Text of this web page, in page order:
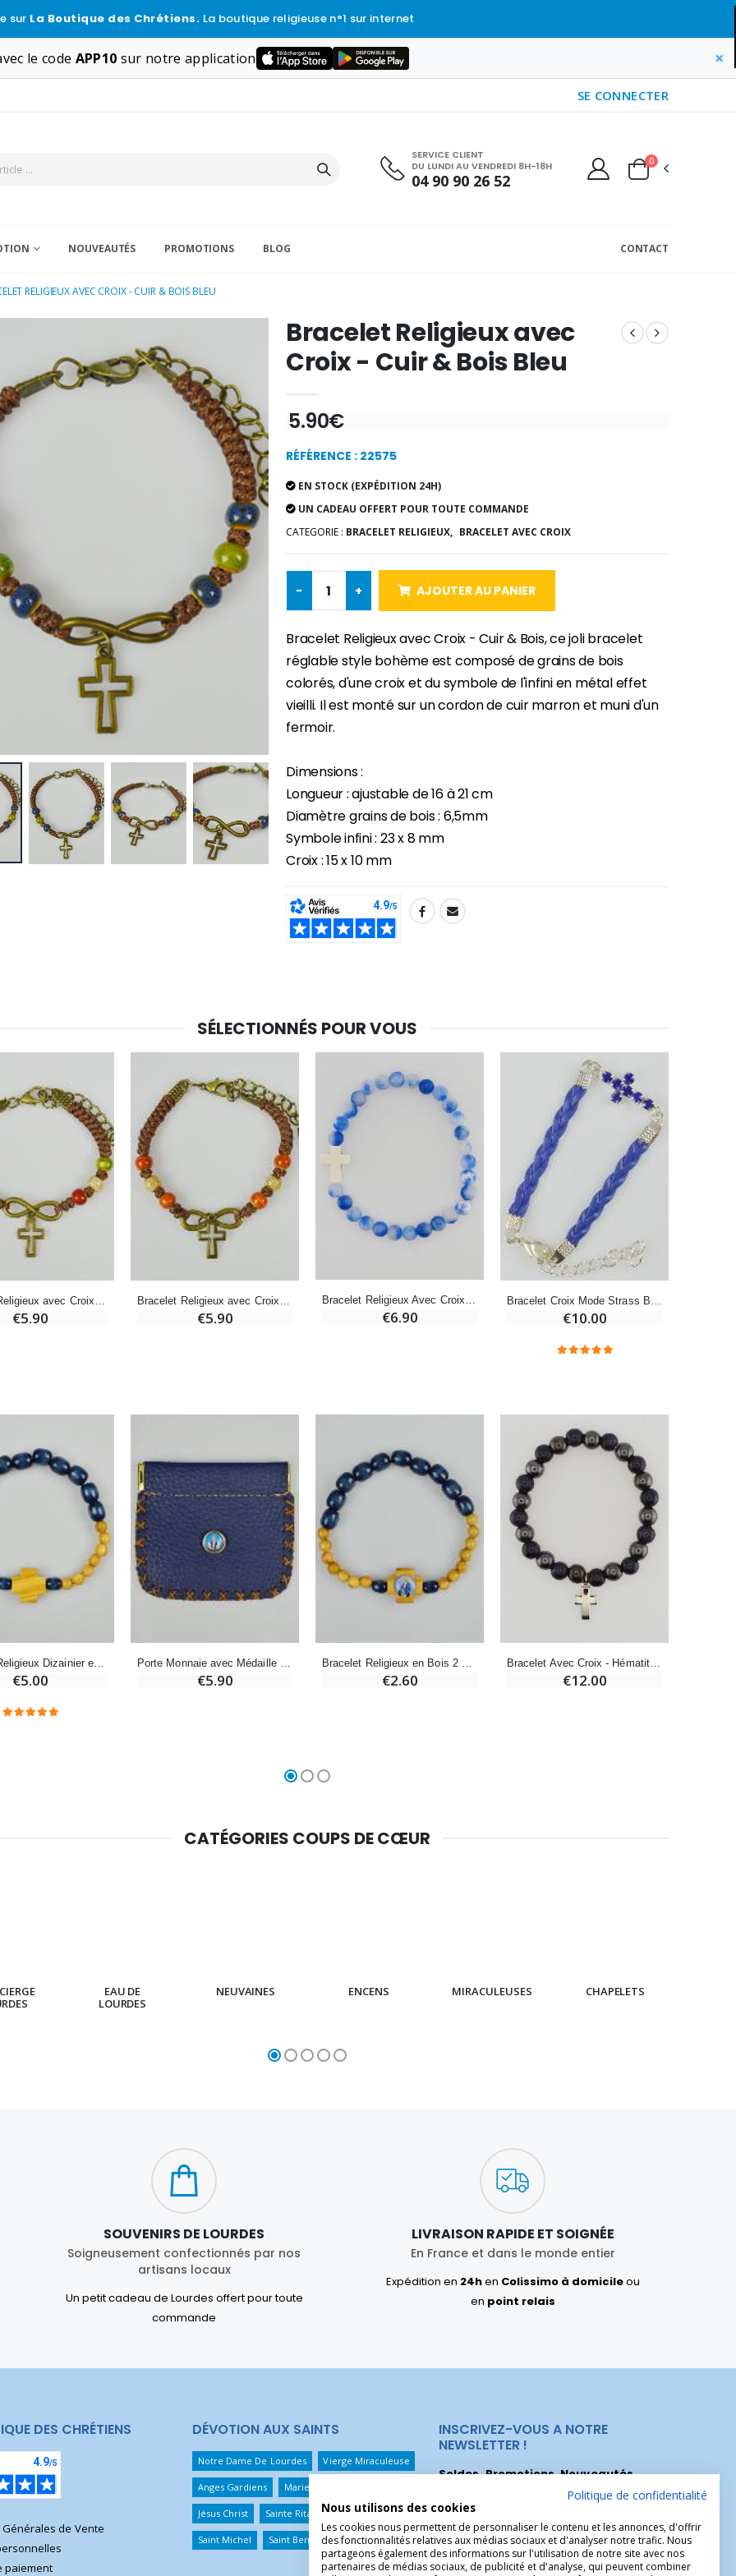
sur La Boutique des Chrétiens. La boutique religieuse n°1 sur internet
le code APP10 sur notre application ×
SE CONNECTER
SERVICE CLIENT
DU LUNDI AU VENDREDI 8H-18H
04 90 90 26 52
0
NOUVEAUTÉS PROMOTIONS BLOG CONTACT
RELIGIEUX AVEC CROIX - CUIR & BOIS BLEU
Une bougie 150 gr et votre Prière déposées à Lourdes
€10.00
€7.90
€5.50 €4.95
-25%
Huile d'Onction
Bougie Neuvaine pour une Guérison - 17.5cm
6 Bougies Teintées Masse Couleur Blanche
Statue Vierge Miraculeuse Lumineuse
€13.50
€12.90
€130.00
€2.50
Chapelet de Lourdes en Bois
Croix Enfant en Bois Eglise Papillons et Arc-en-ciel 15 cm
€23.00
€7.00
Eau de Lourdes 1 Litre
€12.00
€7.90
-10%
Bougie de Neuvaine Contre le Mal - Saint Michel
€5.50
-25%
Huile d'Onction
Bougie Neuvaine pour une Guérison - 17.5cm
€4.90
Bracelet Religieux avec
Croix - Cuir & Bois Bleu
5.90€
RÉFÉRENCE : 22575
EN STOCK (EXPÉDITION 24H)
UN CADEAU OFFERT POUR TOUTE COMMANDE
CATEGORIE : BRACELET RELIGIEUX, BRACELET AVEC CROIX
- + AJOUTER AU PANIER
Bracelet Religieux avec Croix - Cuir & Bois, ce joli bracelet
réglable style bohème est composé de grains de bois
colorés, d'une croix et du symbole de l'infini en métal effet
vieilli. Il est monté sur un cordon de cuir marron et muni d'un
fermoir.
Dimensions :
Longueur : ajustable de 16 à 21 cm
Diamètre grains de bois : 6,5mm
Symbole infini : 23 x 8 mm
Croix : 15 x 10 mm
SHARE:
SÉLECTIONNÉS POUR VOUS
€5.90 €5.90
Bracelet Religieux Avec Croix - Jade Bleu
€6.90 €10.00
Bracelet Religieux Dizainier en Bois Bleu & Croix en Olivier
€5.00 €5.90 €2.60
Bracelet Avec Croix - Hématite & Soleil Bleu
€12.00
CATÉGORIES COUPS DE CŒUR
EAU DE
LOURDES
NEUVAINES ENCENS MIRACULEUSES CHAPELETS
SOUVENIRS DE LOURDES
Soigneusement confectionnés par nos
artisans locaux
Un petit cadeau de Lourdes offert pour toute
commande
LIVRAISON RAPIDE ET SOIGNÉE
En France et dans le monde entier
Expédition en 24hen Colissimo à domicileou
en point relais
DES CHRÉTIENS
de Vente
paiement
DÉVOTION AUX SAINTS
Notre Dame De Lourdes Vierge Miraculeuse
Anges Gardiens Marie Qui Défait Les Noeuds
Jésus Christ Sainte Rita Sainte Thérèse
Saint Michel Saint Benoît Saint Christophe
INSCRIVEZ-VOUS A NOTRE
NEWSLETTER !
Soldes, Promotions, Nouveautés...
Inscrivez-vous maintenant pour recevoir
nos meilleures offres.
Politique de confidentialité
Nous utilisons des cookies
Les cookies nous permettent de personnaliser le contenu et les annonces, d'offrir
des fonctionnalités relatives aux médias sociaux et d'analyser notre trafic. Nous
partageons également des informations sur l'utilisation de notre site avec nos
partenaires de médias sociaux, de publicité et d'analyse, qui peuvent combiner